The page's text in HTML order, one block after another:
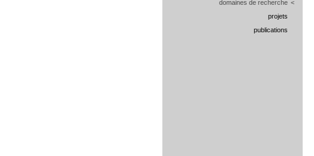
domaines de recherche
projets
publications
<